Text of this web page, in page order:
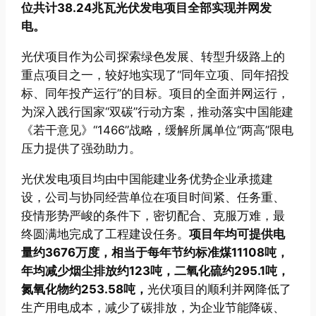
位共计38.24兆瓦光伏发电项目全部实现并网发
电。
光伏项目作为公司探索绿色发展、转型升级路上的
重点项目之一，较好地实现了“同年立项、同年招投
标、同年投产运行”的目标。项目的全面并网运行，
为深入践行国家“双碳”行动方案，推动落实中国能建
《若干意见》“1466”战略，缓解所属单位“两高”限电
压力提供了强劲助力。
光伏发电项目均由中国能建业务优势企业承揽建
设，公司与协同经营单位在项目时间紧、任务重、
疫情形势严峻的条件下，密切配合、克服万难，最
终圆满地完成了工程建设任务。项目年均可提供电
量约3676万度，相当于每年节约标准煤11108吨，
年均减少烟尘排放约123吨，二氧化硫约295.1吨，
氮氧化物约253.58吨，光伏项目的顺利并网降低了
生产用电成本，减少了碳排放，为企业节能降碳、